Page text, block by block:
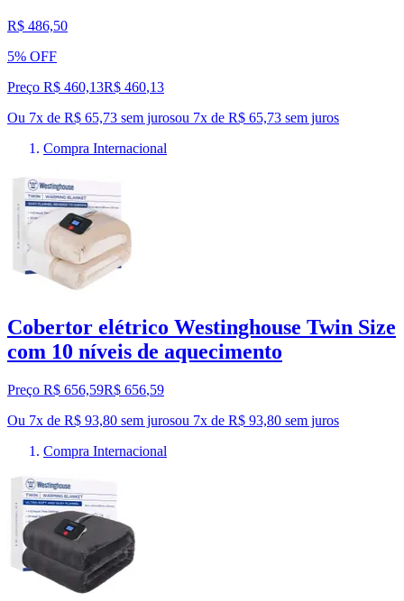
R$ 486,50
5% OFF
Preço R$ 460,13R$ 460,13
Ou 7x de R$ 65,73 sem jurosou 7x de R$ 65,73 sem juros
Compra Internacional
Cobertor elétrico Westinghouse Twin Size
com 10 níveis de aquecimento
Preço R$ 656,59R$ 656,59
Ou 7x de R$ 93,80 sem jurosou 7x de R$ 93,80 sem juros
Compra Internacional